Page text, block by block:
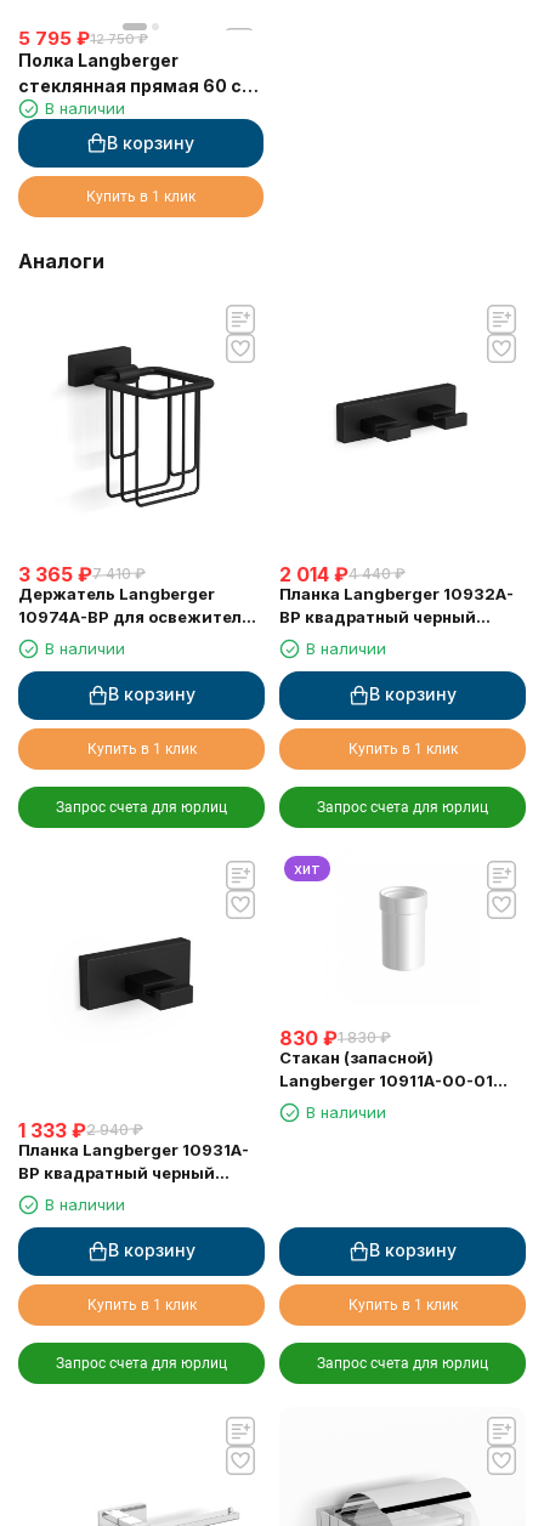
5 795 ₽12 750 ₽
Полка Langberger
стеклянная прямая 60 см
11351EВ наличии
В корзину
Купить в 1 клик
Аналоги
3 365 ₽7 410 ₽
Держатель Langberger
10974A-BP для освежителя
воздуха, черный матовый
В наличии
В корзину
Купить в 1 клик
Запрос счета для юрлиц
2 014 ₽4 440 ₽
Планка Langberger 10932A-
BP квадратный черный
В наличии
В корзину
Купить в 1 клик
Запрос счета для юрлиц
1 333 ₽2 940 ₽
Планка Langberger 10931A-
BP квадратный черный
матовый 1 крючок
В наличии
В корзину
Купить в 1 клик
Запрос счета для юрлиц
хит
830 ₽1 830 ₽
Стакан (запасной)
Langberger 10911A-00-01
ALSTER керамика круглый
В наличии
В корзину
Купить в 1 клик
Запрос счета для юрлиц